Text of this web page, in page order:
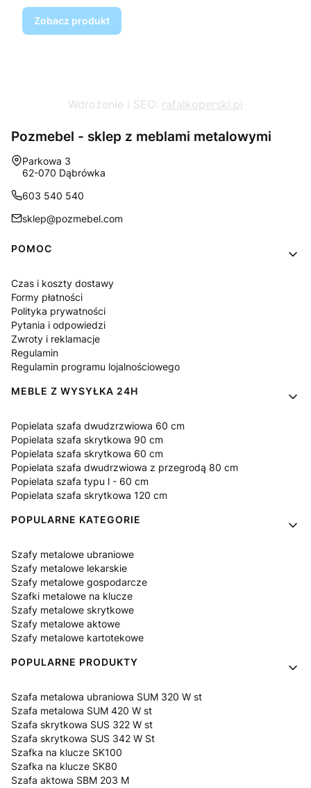
Zobacz produkt
Wdrożenie i SEO: rafalkoperski.pl
Pozmebel - sklep z meblami metalowymi
Adres:
Parkowa 3
62-070 Dąbrówka
603 540 540
sklep@pozmebel.com
Linki w stopce
POMOC
Czas i koszty dostawy
Formy płatności
Polityka prywatności
Pytania i odpowiedzi
Zwroty i reklamacje
Regulamin
Regulamin programu lojalnościowego
MEBLE Z WYSYŁKA 24H
Popielata szafa dwudzrzwiowa 60 cm
Popielata szafa skrytkowa 90 cm
Popielata szafa skrytkowa 60 cm
Popielata szafa dwudrzwiowa z przegrodą 80 cm
Popielata szafa typu l - 60 cm
Popielata szafa skrytkowa 120 cm
POPULARNE KATEGORIE
Szafy metalowe ubraniowe
Szafy metalowe lekarskie
Szafy metalowe gospodarcze
Szafki metalowe na klucze
Szafy metalowe skrytkowe
Szafy metalowe aktowe
Szafy metalowe kartotekowe
POPULARNE PRODUKTY
Szafa metalowa ubraniowa SUM 320 W st
Szafa metalowa SUM 420 W st
Szafa skrytkowa SUS 322 W st
Szafa skrytkowa SUS 342 W St
Szafka na klucze SK100
Szafka na klucze SK80
Szafa aktowa SBM 203 M